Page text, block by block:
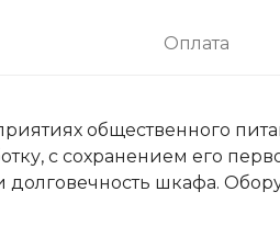
Оплата
общественного
с сохранением его
шкафа.